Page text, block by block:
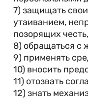
7) защищать
утаиванием,
позорящих
8) обращаться с
9) применять
10) вносить
11) отозвать
12) знать